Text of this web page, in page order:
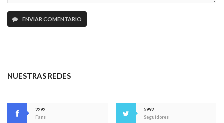
ENVIAR COMENTARIO
NUESTRAS REDES
2292
Fans
5992
Seguidores